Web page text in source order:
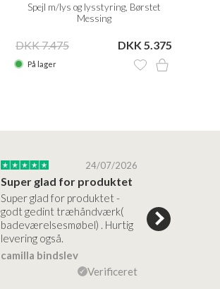
Spejl m/lys og lysstyring, Børstet
Messing
DKK 7.475 DKK 5.375
På lager
24/07/2026
Super glad for produktet
Super glad for produktet -
godt gedint træhåndværk(
badeværelsesmøbel) . Hurtig
levering også.
camilla bindslev
Verificeret
forståelig
nem